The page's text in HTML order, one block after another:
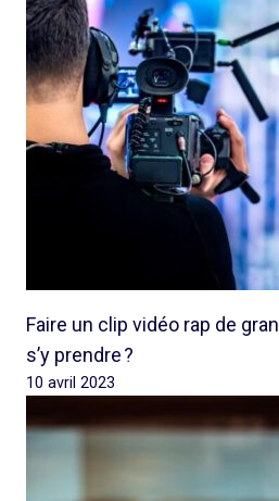
Faire un clip vidéo rap de
s’y prendre ?
10 avril 2023